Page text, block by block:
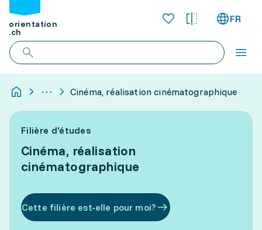
orientation
.ch
FR
Cinéma, réalisation cinématographique
Filière d'études
Cinéma, réalisation
cinématographique
Cette filière est-elle pour moi?